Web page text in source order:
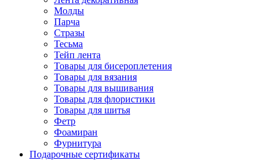
Молды
Парча
Стразы
Тесьма
Тейп лента
Товары для бисероплетения
Товары для вязания
Товары для вышивания
Товары для флористики
Товары для шитья
Фетр
Фоамиран
Фурнитура
Подарочные сертификаты